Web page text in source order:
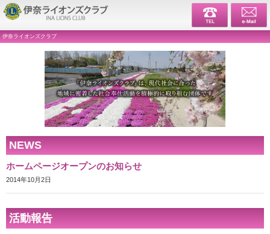
伊奈ライ
伊奈ライオンズクラブ
NEWS
ホームページオープンのお知らせ
2014年10月2日
活動報告